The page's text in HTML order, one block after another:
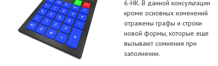
6-НК. В данной консультации
кроме основных изменений
отражены графы и строки
новой формы, которые еще
вызывают сомнения при
заполнении.